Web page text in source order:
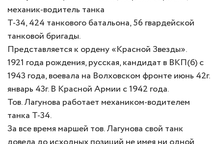
механик-водитель танка
Т-34, 424 танкового батальона, 56 гвардейской
танковой бригады.
Представляется к ордену «Красной Звезды».
1921 года рождения, русская, кандидат в ВКП(б) с
1943 года, воевала на Волховском фронте июнь 42г.
январь 43г. В Красной Армии с 1942 года.
Тов. Лагунова работает механиком-водителем
танка Т-34.
За все время маршей тов. Лагунова свой танк